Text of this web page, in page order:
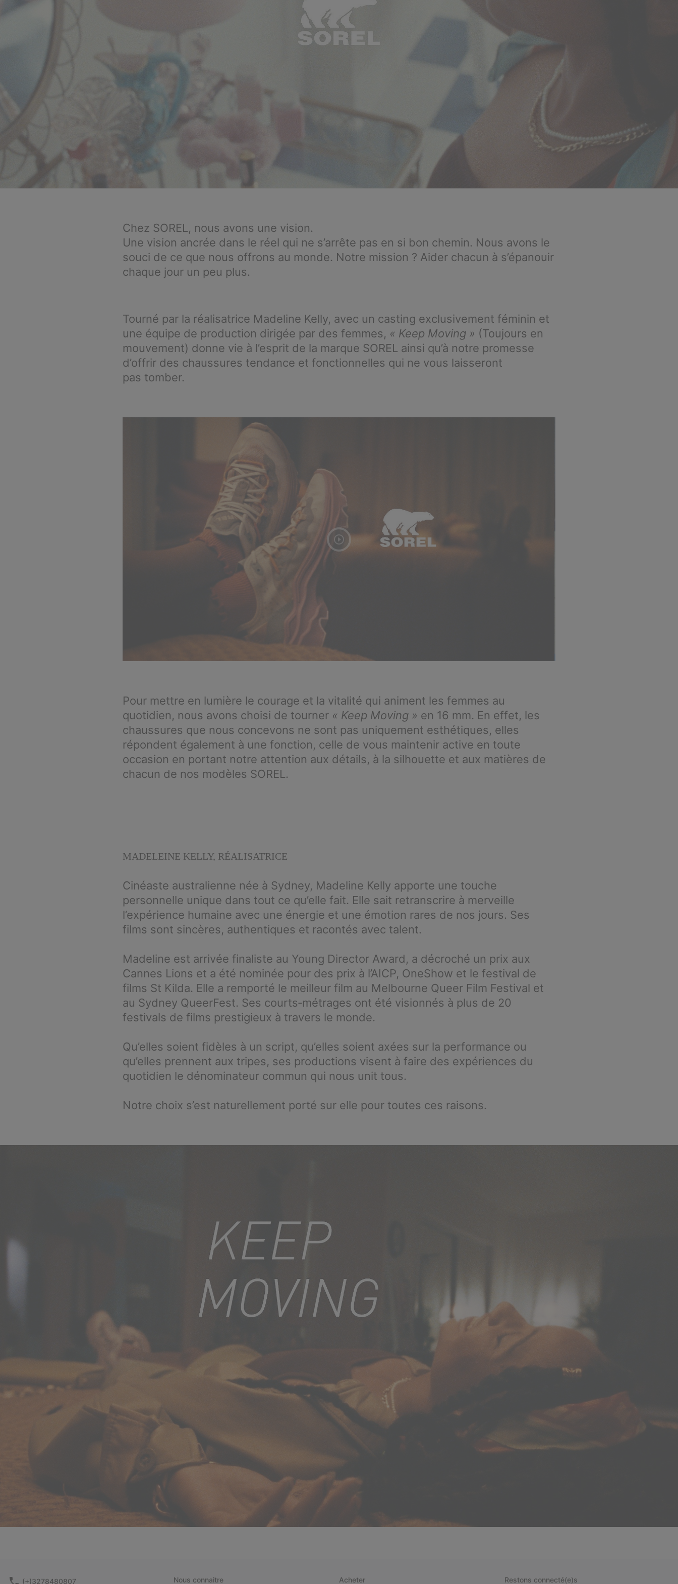
Chez SOREL, nous avons une vision.
Une vision ancrée dans le réel qui ne s’arrête pas en si bon chemin. Nous avons le
souci de ce que nous offrons au monde. Notre mission ? Aider chacun à s’épanouir
chaque jour un peu plus.
Tourné par la réalisatrice Madeline Kelly, avec un casting exclusivement féminin et
une équipe de production dirigée par des femmes, « Keep Moving » (Toujours en
mouvement) donne vie à l’esprit de la marque SOREL ainsi qu’à notre promesse
d’offrir des chaussures tendance et fonctionnelles qui ne vous laisseront
pas tomber.
Pour mettre en lumière le courage et la vitalité qui animent les femmes au
quotidien, nous avons choisi de tourner « Keep Moving » en 16 mm. En effet, les
chaussures que nous concevons ne sont pas uniquement esthétiques, elles
répondent également à une fonction, celle de vous maintenir active en toute
occasion en portant notre attention aux détails, à la silhouette et aux matières de
chacun de nos modèles SOREL.
MADELEINE KELLY, RÉALISATRICE
Cinéaste australienne née à Sydney, Madeline Kelly apporte une touche
personnelle unique dans tout ce qu’elle fait. Elle sait retranscrire à merveille
l’expérience humaine avec une énergie et une émotion rares de nos jours. Ses
films sont sincères, authentiques et racontés avec talent.
Madeline est arrivée finaliste au Young Director Award, a décroché un prix aux
Cannes Lions et a été nominée pour des prix à l’AICP, OneShow et le festival de
films St Kilda. Elle a remporté le meilleur film au Melbourne Queer Film Festival et
au Sydney QueerFest. Ses courts‑métrages ont été visionnés à plus de 20
festivals de films prestigieux à travers le monde.
Qu’elles soient fidèles à un script, qu’elles soient axées sur la performance ou
qu’elles prennent aux tripes, ses productions visent à faire des expériences du
quotidien le dénominateur commun qui nous unit tous.
Notre choix s’est naturellement porté sur elle pour toutes ces raisons.
(+)3278480807 Nous connaitre Acheter Restons connecté(e)s